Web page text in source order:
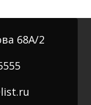
68А/2